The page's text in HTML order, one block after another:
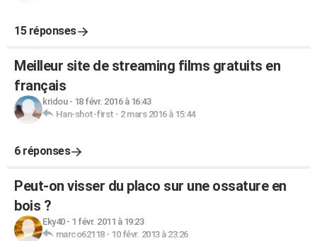
15 réponses
Meilleur site de streaming films gratuits en
français
kridou- 18 févr. 2016 à 16:43
Han-shot-first - 2 mars 2016 à 15:44
6 réponses
Peut-on visser du placo sur une ossature en
bois ?
Eky40- 1 févr. 2011 à 19:23
marco62118- 10 févr. 2013 à 23:26